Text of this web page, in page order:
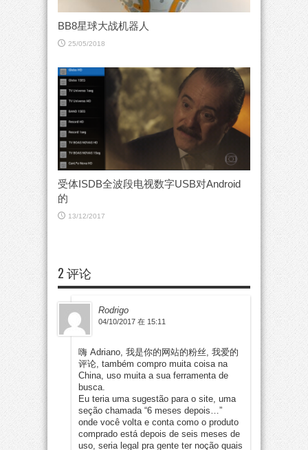
BB8星球大战机器人
25/05/2018
受体ISDB全波段电视数字USB对Android
的
13/12/2017
2 评论
Rodrigo
04/10/2017 在 15:11
嗨 Adriano, 我是你的网站的粉丝, 我爱的
评论, também compro muita coisa na
China uso muita a sua ferramenta de
busca
Eu teria uma sugestão para o site uma
seção chamada “6 meses depois …”
onde você volta e conta como o produto
comprado está depois de seis meses de
uso seria legal pra gente ter noção quais